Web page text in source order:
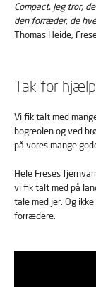
Compact. Jeg tror,
den forræder, de
Thomas Heide,
Tak for
Vi fik talt med
bogreolen og ved
på vores mange
Hele Freses
vi fik talt med på
tale med jer. Og
forrædere.